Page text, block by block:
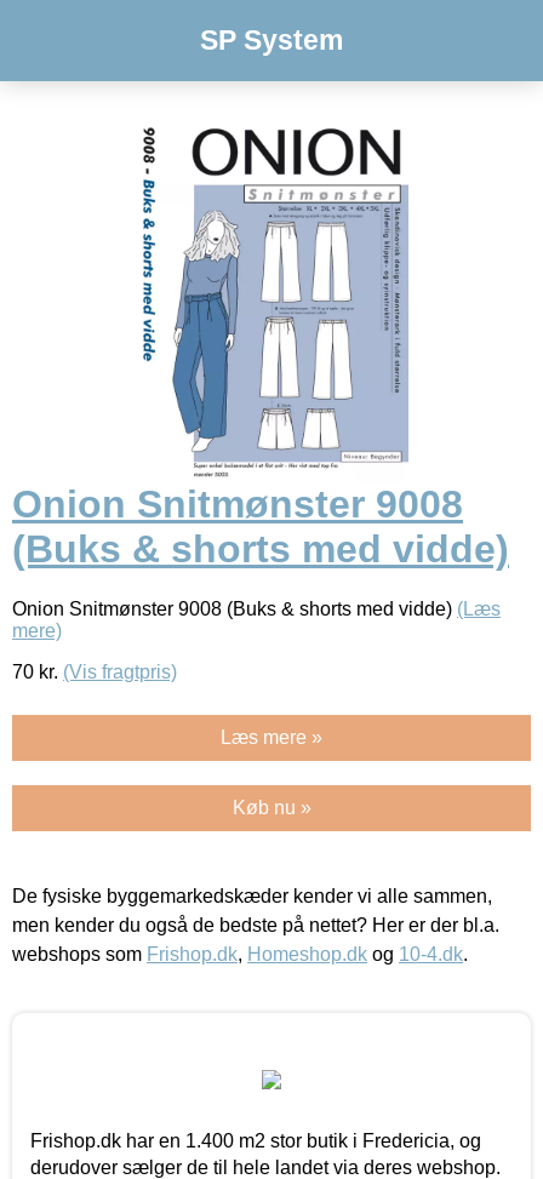
SP System
Onion Snitmønster 9008
(Buks & shorts med vidde)
Onion Snitmønster 9008 (Buks & shorts med vidde) (Læs
mere)
70 kr. (Vis fragtpris)
Læs mere »
Køb nu »
De fysiske byggemarkedskæder kender vi alle sammen,
men kender du også de bedste på nettet? Her er der bl.a.
webshops som Frishop.dk, Homeshop.dk og 10-4.dk.
Frishop.dk har en 1.400 m2 stor butik i Fredericia, og
derudover sælger de til hele landet via deres webshop.